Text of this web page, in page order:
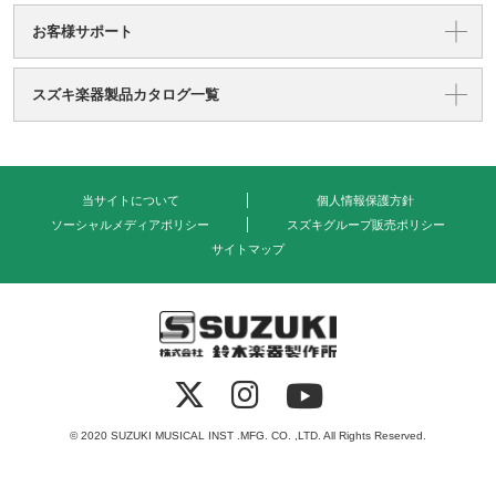
お客様サポート
スズキ楽器製品カタログ一覧
当サイトについて
個人情報保護方針
ソーシャルメディアポリシー
スズキグループ販売ポリシー
サイトマップ
© 2020 SUZUKI MUSICAL INST .MFG. CO. ,LTD. All Rights Reserved.